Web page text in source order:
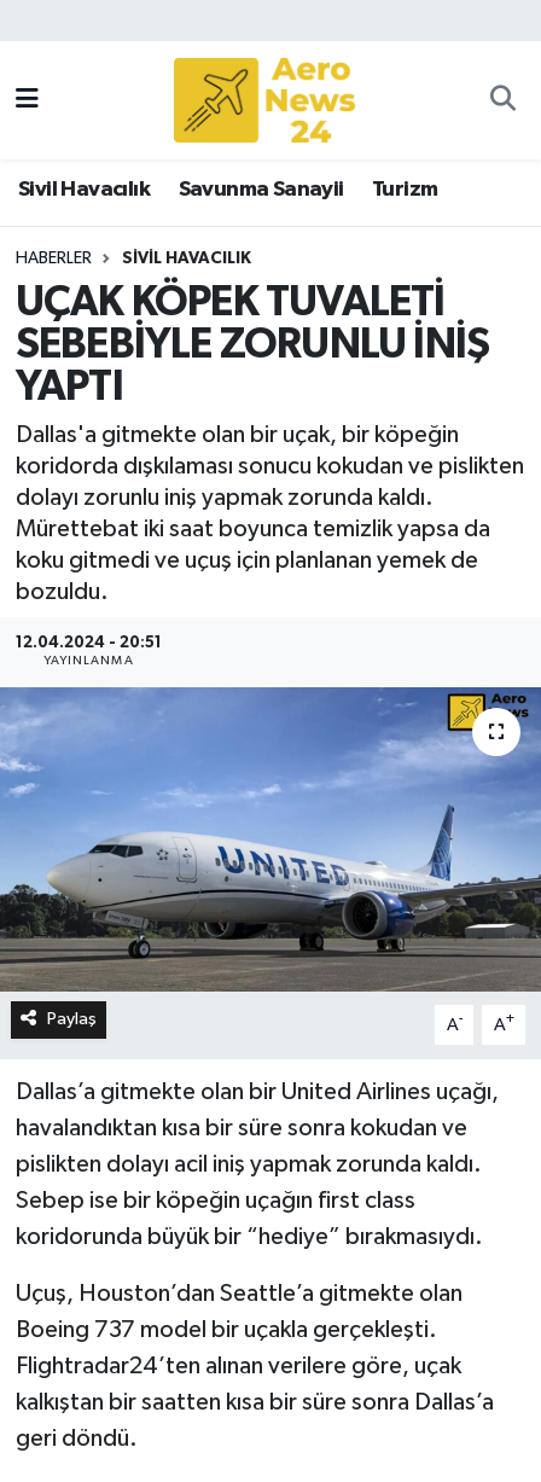
Sivil Havacılık Savunma Sanayii Turizm
HABERLER SIVIL HAVACILIK
UÇAK KÖPEK TUVALETİ
SEBEBİYLE ZORUNLU İNİŞ
YAPTI
Dallas'a gitmekte olan bir uçak, bir köpeğin
koridorda dışkılaması sonucu kokudan ve pislikten
dolayı zorunlu iniş yapmak zorunda kaldı.
Mürettebat iki saat boyunca temizlik yapsa da
koku gitmedi ve uçuş için planlanan yemek de
bozuldu.
12.04.2024 - 20:51
YAYINLANMA
Paylaş A- A+
Dallas’a gitmekte olan bir United Airlines uçağı,
havalandıktan kısa bir süre sonra kokudan ve
pislikten dolayı acil iniş yapmak zorunda kaldı.
Sebep ise bir köpeğin uçağın first class
koridorunda büyük bir “hediye” bırakmasıydı.
Uçuş, Houston’dan Seattle’a gitmekte olan
Boeing 737 model bir uçakla gerçekleşti.
Flightradar24’ten alınan verilere göre, uçak
kalkıştan bir saatten kısa bir süre sonra Dallas’a
geri döndü.